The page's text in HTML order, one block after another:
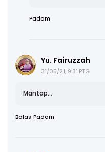
Padam
Yu. Fairuzzah
31/05/21, 9:31 PTG
Mantap...
Balas Padam